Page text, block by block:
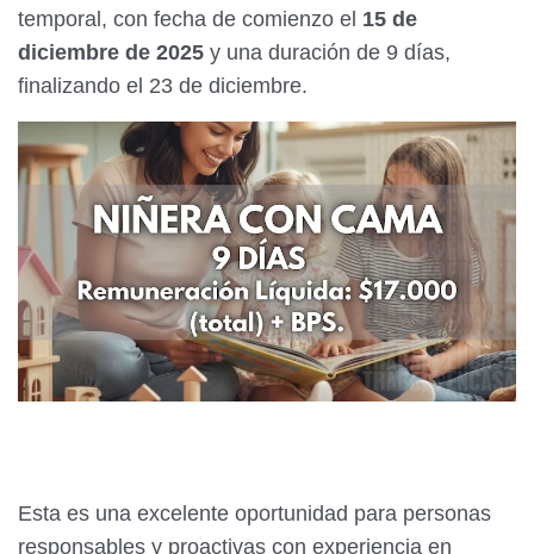
temporal, con fecha de comienzo el 15 de
diciembre de 2025 y una duración de 9 días,
finalizando el 23 de diciembre.
Esta es una excelente oportunidad para personas
responsables y proactivas con experiencia en